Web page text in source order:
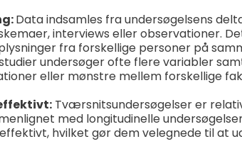
Data indsamles fra undersøgelsens
interviews eller observationer.
fra forskellige personer på
undersøger ofte flere variabler
eller mønstre mellem forskellige
Tværsnitsundersøgelser er
med longitudinelle
hvilket gør dem velegnede til at